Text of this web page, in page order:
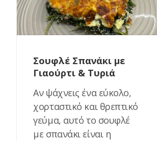
Σουφλέ Σπανάκι με
Γιαούρτι & Τυριά
Αν ψάχνεις ένα εύκολο,
χορταστικό και θρεπτικό
γεύμα, αυτό το σουφλέ
με σπανάκι είναι η